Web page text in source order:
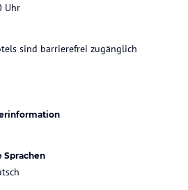
Uhr
sind barrierefrei zugänglich
Sprachen